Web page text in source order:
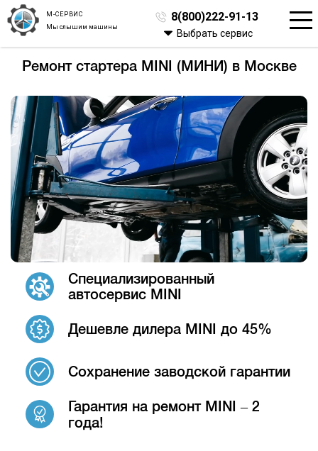
М-СЕРВИС
Мы слышим машины
8(800)222-91-13
Выбрать сервис
Ремонт стартера MINI (МИНИ) в Москве
Специализированный
автосервис MINI
Дешевле дилера MINI до 45%
Сохранение заводской гарантии
Гарантия на ремонт MINI – 2
года!